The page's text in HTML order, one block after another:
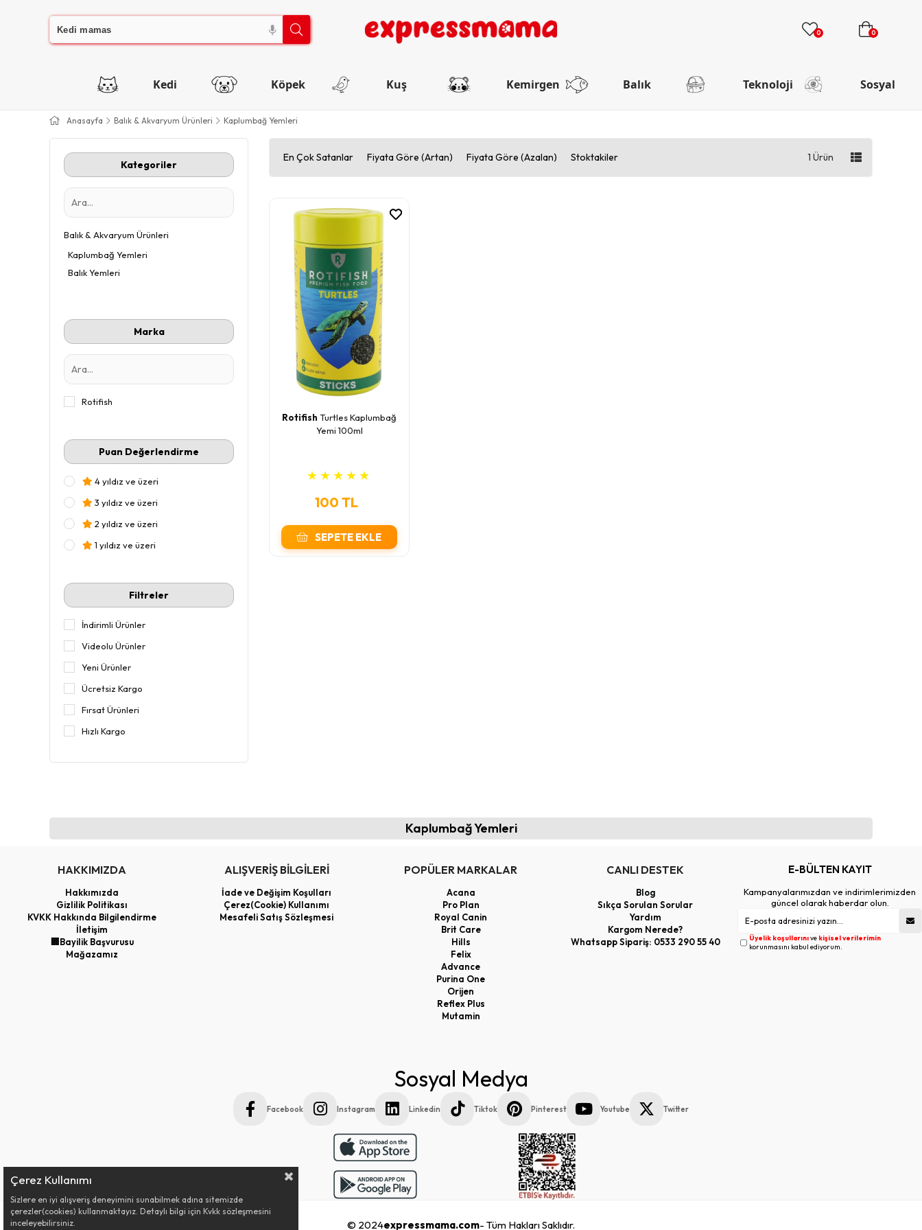
0 0
Kedi Köpek Kuş Kemirgen Balık Teknoloji Sosyal
Anasayfa Balık & Akvaryum Ürünleri Kaplumbağ Yemleri
Kategoriler
Balık & Akvaryum Ürünleri
Kaplumbağ Yemleri
Balık Yemleri
Marka
Rotifish
Puan Değerlendirme
4 yıldız ve üzeri
3 yıldız ve üzeri
2 yıldız ve üzeri
1 yıldız ve üzeri
Filtreler
İndirimli Ürünler
Videolu Ürünler
Yeni Ürünler
Ücretsiz Kargo
Fırsat Ürünleri
Hızlı Kargo
En Çok Satanlar Fiyata Göre (Artan) Fiyata Göre (Azalan) Stoktakiler 1 Ürün
Rotifish Turtles Kaplumbağ
Yemi 100ml
★ ★ ★ ★ ★
100 TL
SEPETE EKLE
Kaplumbağ Yemleri
HAKKIMIZDA
Hakkımızda
Gizlilik Politikası
KVKK Hakkında Bilgilendirme
İletişim
🏢Bayilik Başvurusu
Mağazamız
ALIŞVERİŞ BİLGİLERİ
İade ve Değişim Koşulları
Çerez(Cookie) Kullanımı
Mesafeli Satış Sözleşmesi
POPÜLER MARKALAR
Acana
Pro Plan
Royal Canin
Brit Care
Hills
Felix
Advance
Purina One
Orijen
Reflex Plus
Mutamin
CANLI DESTEK
Blog
Sıkça Sorulan Sorular
Yardım
Kargom Nerede?
Whatsapp Sipariş: 0533 290 55 40
E-BÜLTEN KAYIT
Kampanyalarımızdan ve indirimlerimizden
güncel olarak haberdar olun.
Üyelik koşullarınıve kişisel verilerimin
korunmasını kabul ediyorum.
Sosyal Medya
Facebook Instagram Linkedin Tiktok Pinterest Youtube Twitter
© 2024expressmama.com- Tüm Hakları Saklıdır.
Çerez Kullanımı
Sizlere en iyi alışveriş deneyimini sunabilmek adına sitemizde
çerezler(cookies) kullanmaktayız. Detaylı bilgi için Kvkk sözleşmesini
inceleyebilirsiniz.